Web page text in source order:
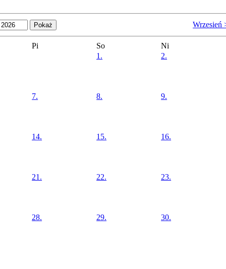
Wrzesień
Pi So
Ni
1.
2.
7. 8. 9.
14. 15. 16.
21. 22. 23.
28. 29. 30.